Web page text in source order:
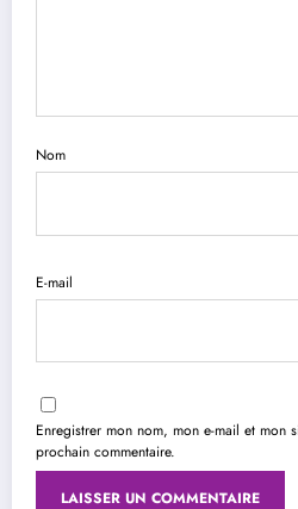
Nom
E-mail
Enregistrer mon nom, mon e-mail et mon
prochain commentaire.